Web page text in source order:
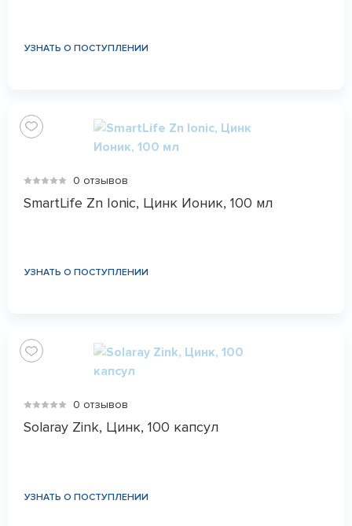
УЗНАТЬ О ПОСТУПЛЕНИИ
0 отзывов
SmartLife Zn Ionic, Цинк Ионик, 100 мл
УЗНАТЬ О ПОСТУПЛЕНИИ
0 отзывов
Solaray Zink, Цинк, 100 капсул
УЗНАТЬ О ПОСТУПЛЕНИИ